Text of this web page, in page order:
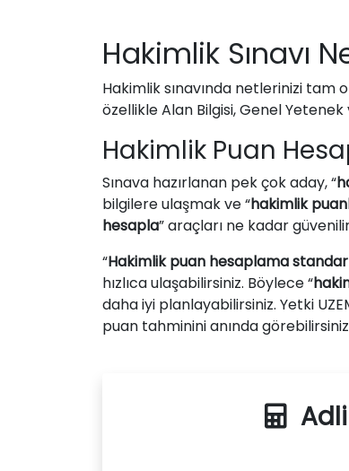
Hakimlik Sınavı
Hakimlik sınavında netlerinizi tam
özellikle Alan Bilgisi, Genel
Hakimlik Puan
Sınava hazırlanan pek çok aday, “
bilgilere ulaşmak ve “hakimlik
hesapla” araçları ne kadar
“Hakimlik puan hesaplama
hızlıca ulaşabilirsiniz. Böylece “
daha iyi planlayabilirsiniz. Yetki
puan tahminini anında